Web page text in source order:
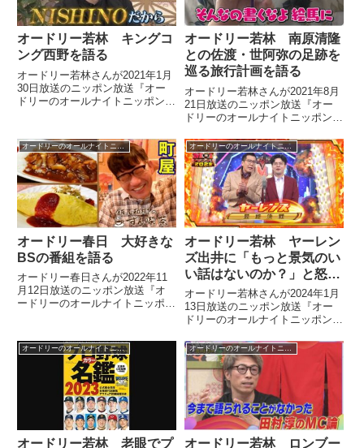
オードリー若林 キングコ
ング西野を語る
オードリー若林さんが2021年1月
30日放送のニッポン放送『オー
ドリーのオールナイトニッポン』
ースなどに触れていました。
オードリー若林 南原清隆
との佐渡・世阿弥の足跡を
巡る旅行計画を語る
オードリー若林さんが2021年8月
21日放送のニッポン放送『オー
ドリーのオールナイトニッポン』
に流された後の世阿弥の生活を描
いた藤沢周さんの著書『世阿弥最
後の花』についてトーク。南原清
隆さんに本をプレゼントし、佐渡
に旅行に行く計画が立ち上がって
いることを話していました。
オードリーのオールナイトニッポン
オードリー春日 大好きな
BSの番組を語る
オードリー春日さんが2022年11
月12日放送のニッポン放送『オ
ードリーのオールナイトニッポ
BSの番組について話していまし
た。
オードリーのオールナイトニッポン
オードリー若林 ヤーレン
ズ出井に「もっと景気のい
い話はないのか？」と怒ら
れた話
オードリー若林さんが2024年1月
13日放送のニッポン放送『オー
ドリーのオールナイトニッポン』
の出井さんからネタライブの打ち
上げでしみったれた話をしていた
際に「もっと景気のいい話はない
んですか？」と怒られた話をして
いました。
オードリーのオールナイトニッポン
オードリー若林 老眼でプ
オードリーのオールナイトニッポン
オードリー若林 ロンブー